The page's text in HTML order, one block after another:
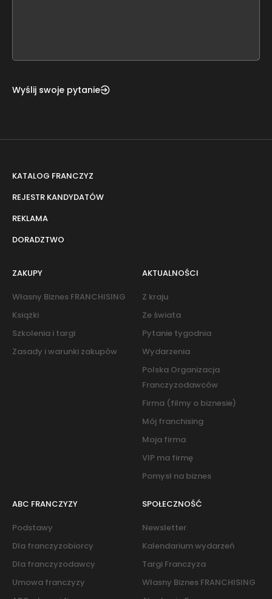
Wyślij swoje pytanie
KATALOG FRANCZYZ
REJESTR KANDYDATÓW
REKLAMA
DORADZTWO
ZAKUPY
Własny Biznes FRANCHISING
Książki
Szkolenia i targi
Zasady i warunki zakupów
AKTUALNOŚCI
Z kraju
Ze świata
Pytanie tygodnia
Wydarzenia
Polska Organizacja
Franczyzodawców
Firma (filmy o biznesie)
Mój franchising
Moja firma
VIP ma firmę
Pomysł na biznes
ABC FRANCZYZY
Podstawy
Dla franczyzobiorcy
Dla franczyzodawcy
Umowa franczyzy
SPOŁECZNOŚĆ
Newsletter
Kalendarium wydarzeń
Targi Franczyza
Własny Biznes FRANCHISING